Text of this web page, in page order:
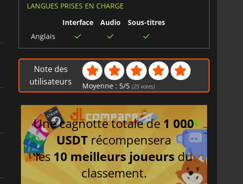
LANGUES PRISES EN CHARGE
Interface
Audio
Sous-titres
Anglais
Note des
utilisateurs
Moyenne : 5/5 (25 votes)
Une cagnotte totale de 1 000
USDT récompensera
les 10 meilleurs joueurs du
classement.